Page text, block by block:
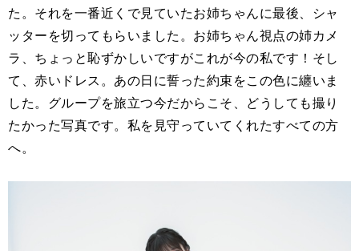
た。それを一番近くで見ていたお姉ちゃんに最後、シャ
ッターを切ってもらいました。お姉ちゃん視点の姉カメ
ラ、ちょっと恥ずかしいですがこれが今の私です！そし
て、赤いドレス。あの日に誓った約束をこの色に纏いま
した。グループを旅立つ今だからこそ、どうしても撮り
たかった写真です。私を見守っていてくれたすべての方
へ。